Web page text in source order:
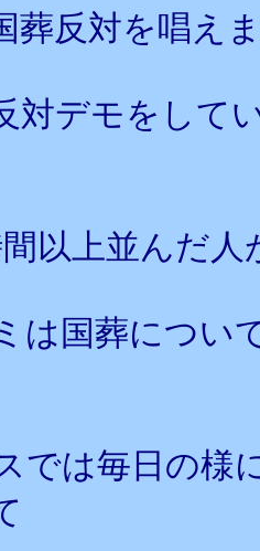
葬反対を唱え
対デモをして
以上並んだ
は国葬につい
では毎日の様